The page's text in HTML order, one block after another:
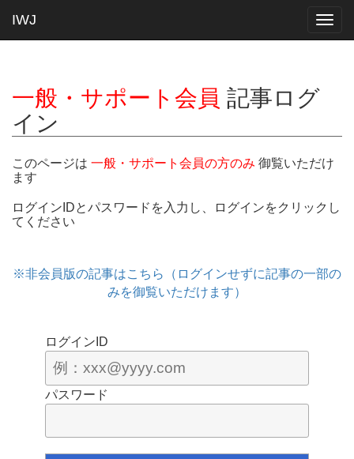
IWJ
一般・サポート会員 記事ログ
イン
このページは 一般・サポート会員の方のみ 御覧いただけ
ます
ログインIDとパスワードを入力し、ログインをクリックし
てください
※非会員版の記事はこちら（ログインせずに記事の一部の
みを御覧いただけます）
ログインID
パスワード